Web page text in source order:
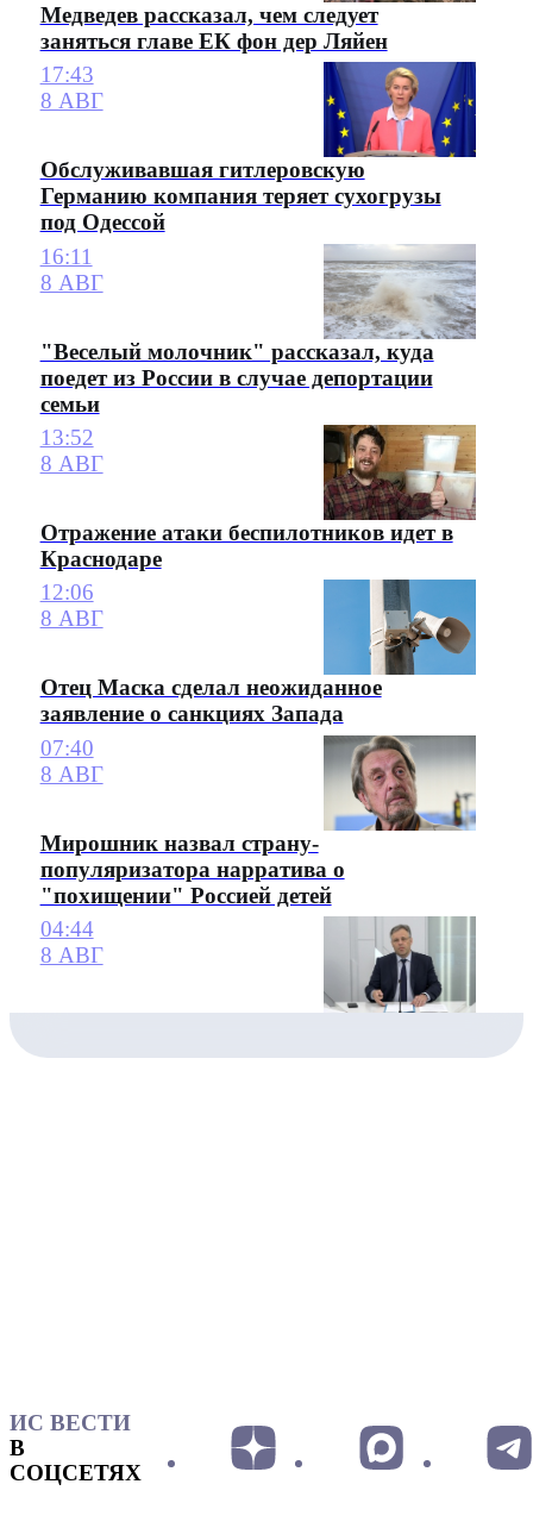
Медведев рассказал, чем следует
заняться главе ЕК фон дер Ляйен
17:43
8 АВГ
Обслуживавшая гитлеровскую
Германию компания теряет сухогрузы
под Одессой
16:11
8 АВГ
"Веселый молочник" рассказал, куда
поедет из России в случае депортации
семьи
13:52
8 АВГ
Отражение атаки беспилотников идет в
Краснодаре
12:06
8 АВГ
Отец Маска сделал неожиданное
заявление о санкциях Запада
07:40
8 АВГ
Мирошник назвал страну-
популяризатора нарратива о
"похищении" Россией детей
04:44
8 АВГ
ИС ВЕСТИ
В
СОЦСЕТЯХ